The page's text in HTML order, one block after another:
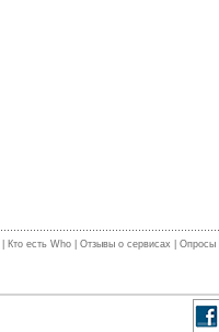
Кто есть Who Отзывы о сервисах Опросы